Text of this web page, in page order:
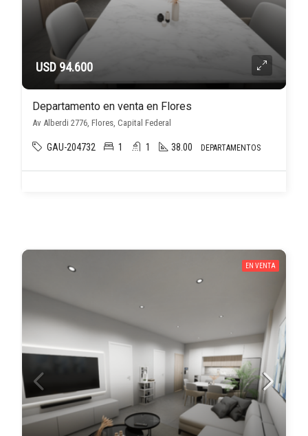
USD 94.600
Departamento en venta en Flores
Av Alberdi 2776, Flores, Capital Federal
GAU-204732 1 1 38.00 DEPARTAMENTOS
EN VENTA